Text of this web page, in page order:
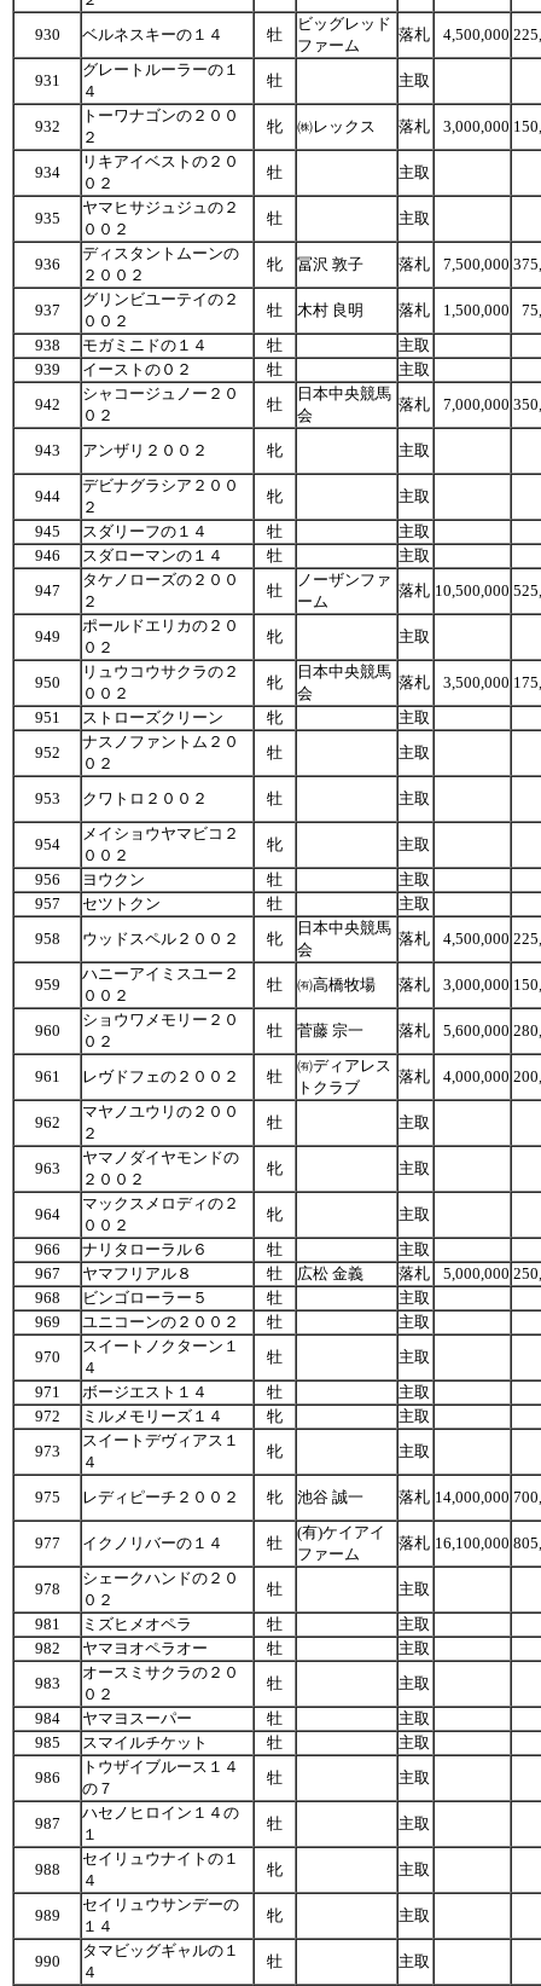
930
ベルネスキーの１４ 牡
ビッグレッド
ファーム
落札 4,500,000
931
グレートルーラーの１
４
牡 主取
932
トーワナゴンの２００
２
牝 ㈱レックス 落札 3,000,000
934
リキアイベストの２０
０２
牡 主取
935
ヤマヒサジュジュの２
００２
牡 主取
936
ディスタントムーンの
２００２
牝 冨沢 敦子 落札 7,500,000
937
グリンビユーテイの２
００２
牡 木村 良明 落札 1,500,000
938
モガミニドの１４ 牡
主取
939
イーストの０２ 牡
主取
942
シャコージュノー２０
０２
牡
日本中央競馬
会
落札 7,000,000
943 アンザリ２００２ 牝 主取
944
デビナグラシア２００
２
牝
主取
945
スダリーフの１４ 牡
主取
946
スダローマンの１４ 牡
主取
947
タケノローズの２００
２
牡
ノーザンファ
ーム
落札 10,500,000
949
ポールドエリカの２０
０２
牝 主取
950
リュウコウサクラの２
００２
牝
日本中央競馬
会
落札 3,500,000
951
ストローズクリーン 牝
主取
952
ナスノファントム２０
０２
牡 主取
953 クワトロ２００２ 牡 主取
954
メイショウヤマビコ２
００２
牝
主取
956
ヨウクン 牡
主取
957
セツトクン 牡
主取
958
ウッドスペル２００２ 牝
日本中央競馬
会
落札 4,500,000
959
ハニーアイミスユー２
００２
牡 ㈲高橋牧場 落札 3,000,000
960
ショウワメモリー２０
０２
牡 菅藤 宗一 落札 5,600,000
961 レヴドフェの２００２ 牡
㈲ディアレス
トクラブ
落札 4,000,000
962
マヤノユウリの２００
２
牡 主取
963
ヤマノダイヤモンドの
２００２
牝 主取
964
マックスメロディの２
００２
牝
主取
966
ナリタローラル６ 牡
主取
967
ヤマフリアル８ 牡 広松 金義 落札 5,000,000
968
ビンゴローラー５ 牡
主取
969
ユニコーンの２００２ 牡
主取
970
スイートノクターン１
４
牡
主取
971
ボージエスト１４ 牡
主取
972
ミルメモリーズ１４ 牝
主取
973
スイートデヴィアス１
４
牝 主取
975 レディピーチ２００２ 牝 池谷 誠一 落札 14,000,000
977 イクノリバーの１４ 牡
(有)ケイアイ
ファーム
落札 16,100,000
978
シェークハンドの２０
０２
牡
主取
981
ミズヒメオペラ 牡
主取
982
ヤマヨオペラオー 牡
主取
983
オースミサクラの２０
０２
牡
主取
984
ヤマヨスーパー 牡
主取
985
スマイルチケット 牡
主取
986
トウザイブルース１４
の７
牡 主取
987
ハセノヒロイン１４の
１
牡 主取
988
セイリュウナイトの１
４
牝 主取
989
セイリュウサンデーの
１４
牝 主取
990
タマビッグギャルの１
４
牡
主取